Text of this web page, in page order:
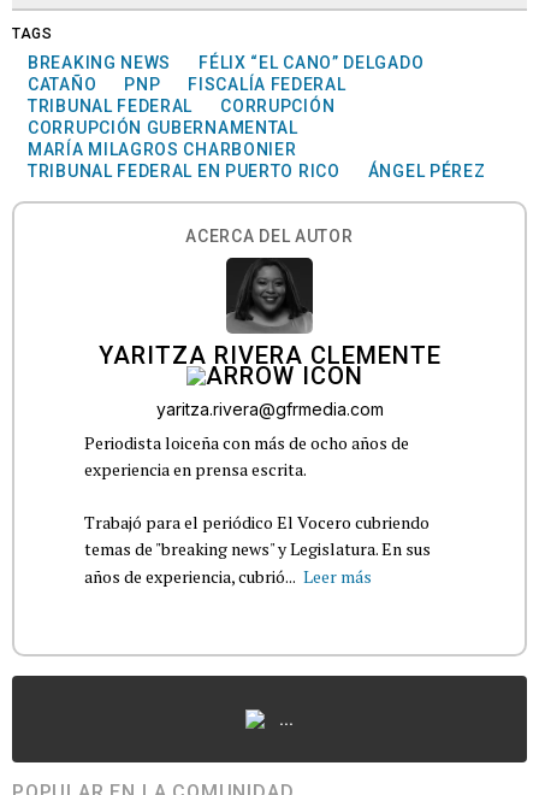
TAGS
BREAKING NEWS
FÉLIX “EL CANO” DELGADO
CATAÑO
PNP
FISCALÍA FEDERAL
TRIBUNAL FEDERAL
CORRUPCIÓN
CORRUPCIÓN GUBERNAMENTAL
MARÍA MILAGROS CHARBONIER
TRIBUNAL FEDERAL EN PUERTO RICO
ÁNGEL PÉREZ
ACERCA DEL AUTOR
YARITZA RIVERA CLEMENTE
yaritza.rivera@gfrmedia.com
Periodista loiceña con más de ocho años de
experiencia en prensa escrita.
Trabajó para el periódico El Vocero cubriendo
temas de "breaking news" y Legislatura. En sus
años de experiencia, cubrió... Leer más
...